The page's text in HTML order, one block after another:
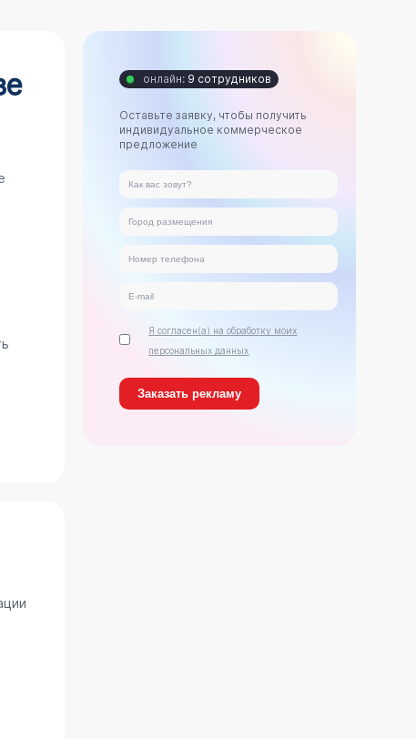
онлайн: 9 сотрудников
Оставьте заявку, чтобы получить
индивидуальное коммерческое
предложение
Я согласен(а) на обработку моих
персональных данных